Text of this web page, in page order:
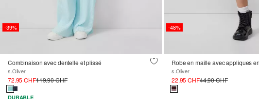
-39%
Combinaison avec dentelle et plissé
s.Oliver
72.95 CHF119.90 CHF
DURABLE
-48%
s.Oliver
22.95 CHF44.90 CHF